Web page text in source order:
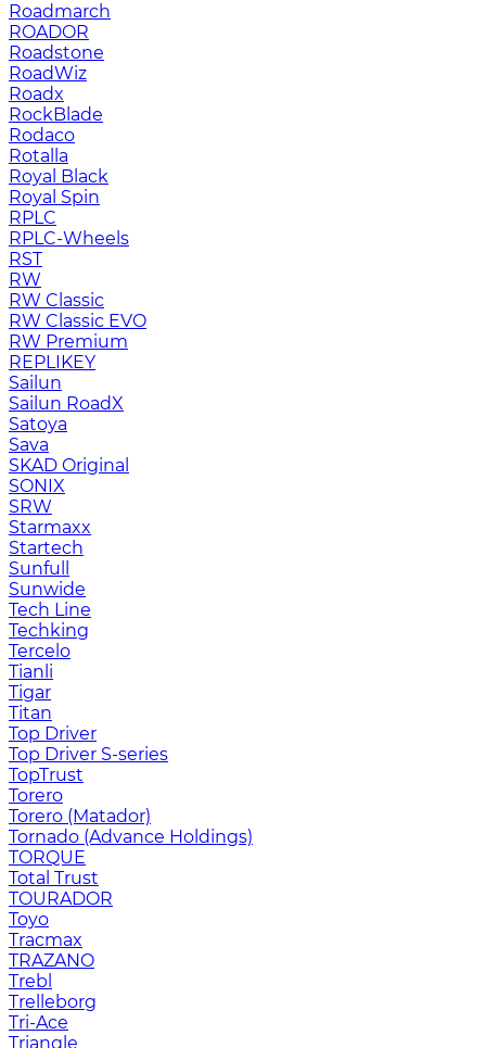
Roadmarch
ROADOR
Roadstone
RoadWiz
Roadx
RockBlade
Rodaco
Rotalla
Royal Black
Royal Spin
RPLC
RPLC-Wheels
RST
RW
RW Classic
RW Classic EVO
RW Premium
RЕPLIKEY
Sailun
Sailun RoadX
Satoya
Sava
SKAD Original
SONIX
SRW
Starmaxx
Startech
Sunfull
Sunwide
Tech Line
Techking
Tercelo
Tianli
Tigar
Titan
Top Driver
Top Driver S-series
TopTrust
Torero
Torero (Matador)
Tornado (Advance Holdings)
TORQUE
Total Trust
TOURADOR
Toyo
Tracmax
TRAZANO
Trebl
Trelleborg
Tri-Ace
Triangle